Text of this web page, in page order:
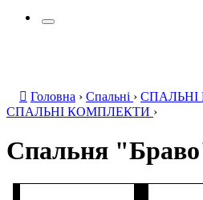
Головна › Спальні ›
СПАЛЬНІ КОМПЛЕКТИ ›
Спальня